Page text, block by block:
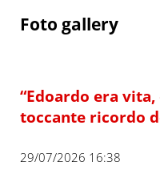
Foto gallery
“Edoardo era
toccante ricordo
29/07/2026 16:38